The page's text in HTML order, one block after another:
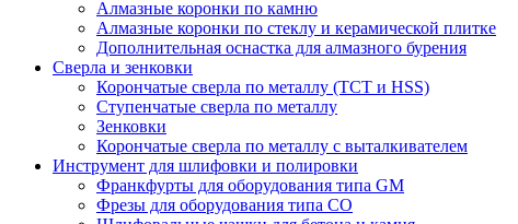
Алмазные коронки по камню
Алмазные коронки по стеклу и керамической плитке
Дополнительная оснастка для алмазного бурения
Сверла и зенковки
Корончатые сверла по металлу (TCT и HSS)
Ступенчатые сверла по металлу
Зенковки
Корончатые сверла по металлу c выталкивателем
Инструмент для шлифовки и полировки
Франкфурты для оборудования типа GM
Фрезы для оборудования типа СО